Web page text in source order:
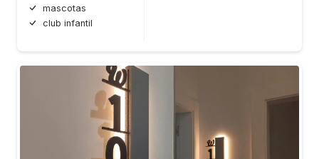
mascotas
club infantil